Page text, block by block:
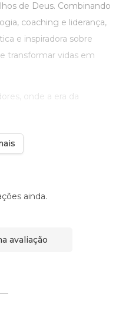
de Deus. Combinando
coaching e liderança,
e inspiradora sobre
transformar vidas em
onde a era da
ainda.
avaliação